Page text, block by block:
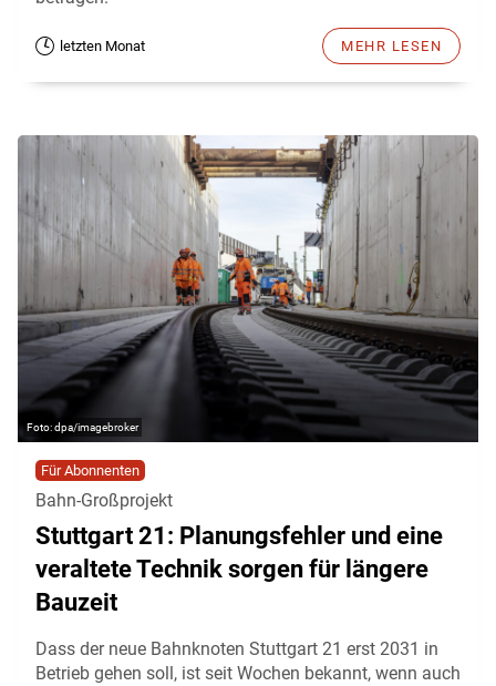
letzten Monat MEHR LESEN
dpa/imagebroker
Für Abonnenten
Bahn-Großprojekt
Stuttgart 21: Planungsfehler und eine
veraltete Technik sorgen für längere
Bauzeit
Dass der neue Bahnknoten Stuttgart 21 erst 2031 in
Betrieb gehen soll, ist seit Wochen bekannt, wenn auch